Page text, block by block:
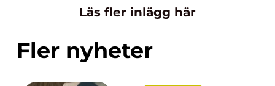
Läs fler inlägg här
Fler nyheter